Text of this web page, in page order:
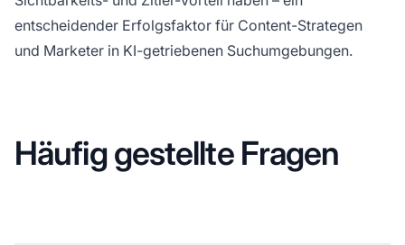
entscheidender Erfolgsfaktor für Content-Strategen
und Marketer in KI-getriebenen Suchumgebungen.
Häufig gestellte Fragen